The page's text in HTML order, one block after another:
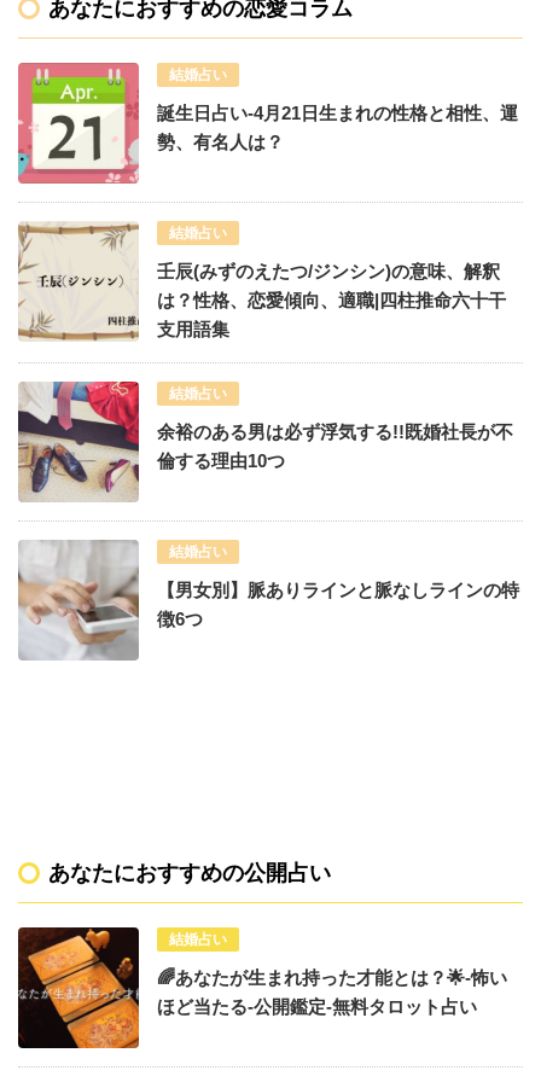
あなたにおすすめの恋愛コラム
結婚占い
誕生日占い-4月21日生まれの性格と相性、運
勢、有名人は？
結婚占い
壬辰(みずのえたつ/ジンシン)の意味、解釈
は？性格、恋愛傾向、適職|四柱推命六十干
支用語集
結婚占い
余裕のある男は必ず浮気する!!既婚社長が不
倫する理由10つ
結婚占い
【男女別】脈ありラインと脈なしラインの特
徴6つ
あなたにおすすめの公開占い
結婚占い
🌈あなたが生まれ持った才能とは？🌟-怖い
ほど当たる-公開鑑定-無料タロット占い